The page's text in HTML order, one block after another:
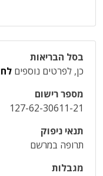
בסל הבריאות
כן, לפרטים נוספים
מספר רישום
127-62-30611-21
תנאי ניפוק
תרופה במרשם
מגבלות